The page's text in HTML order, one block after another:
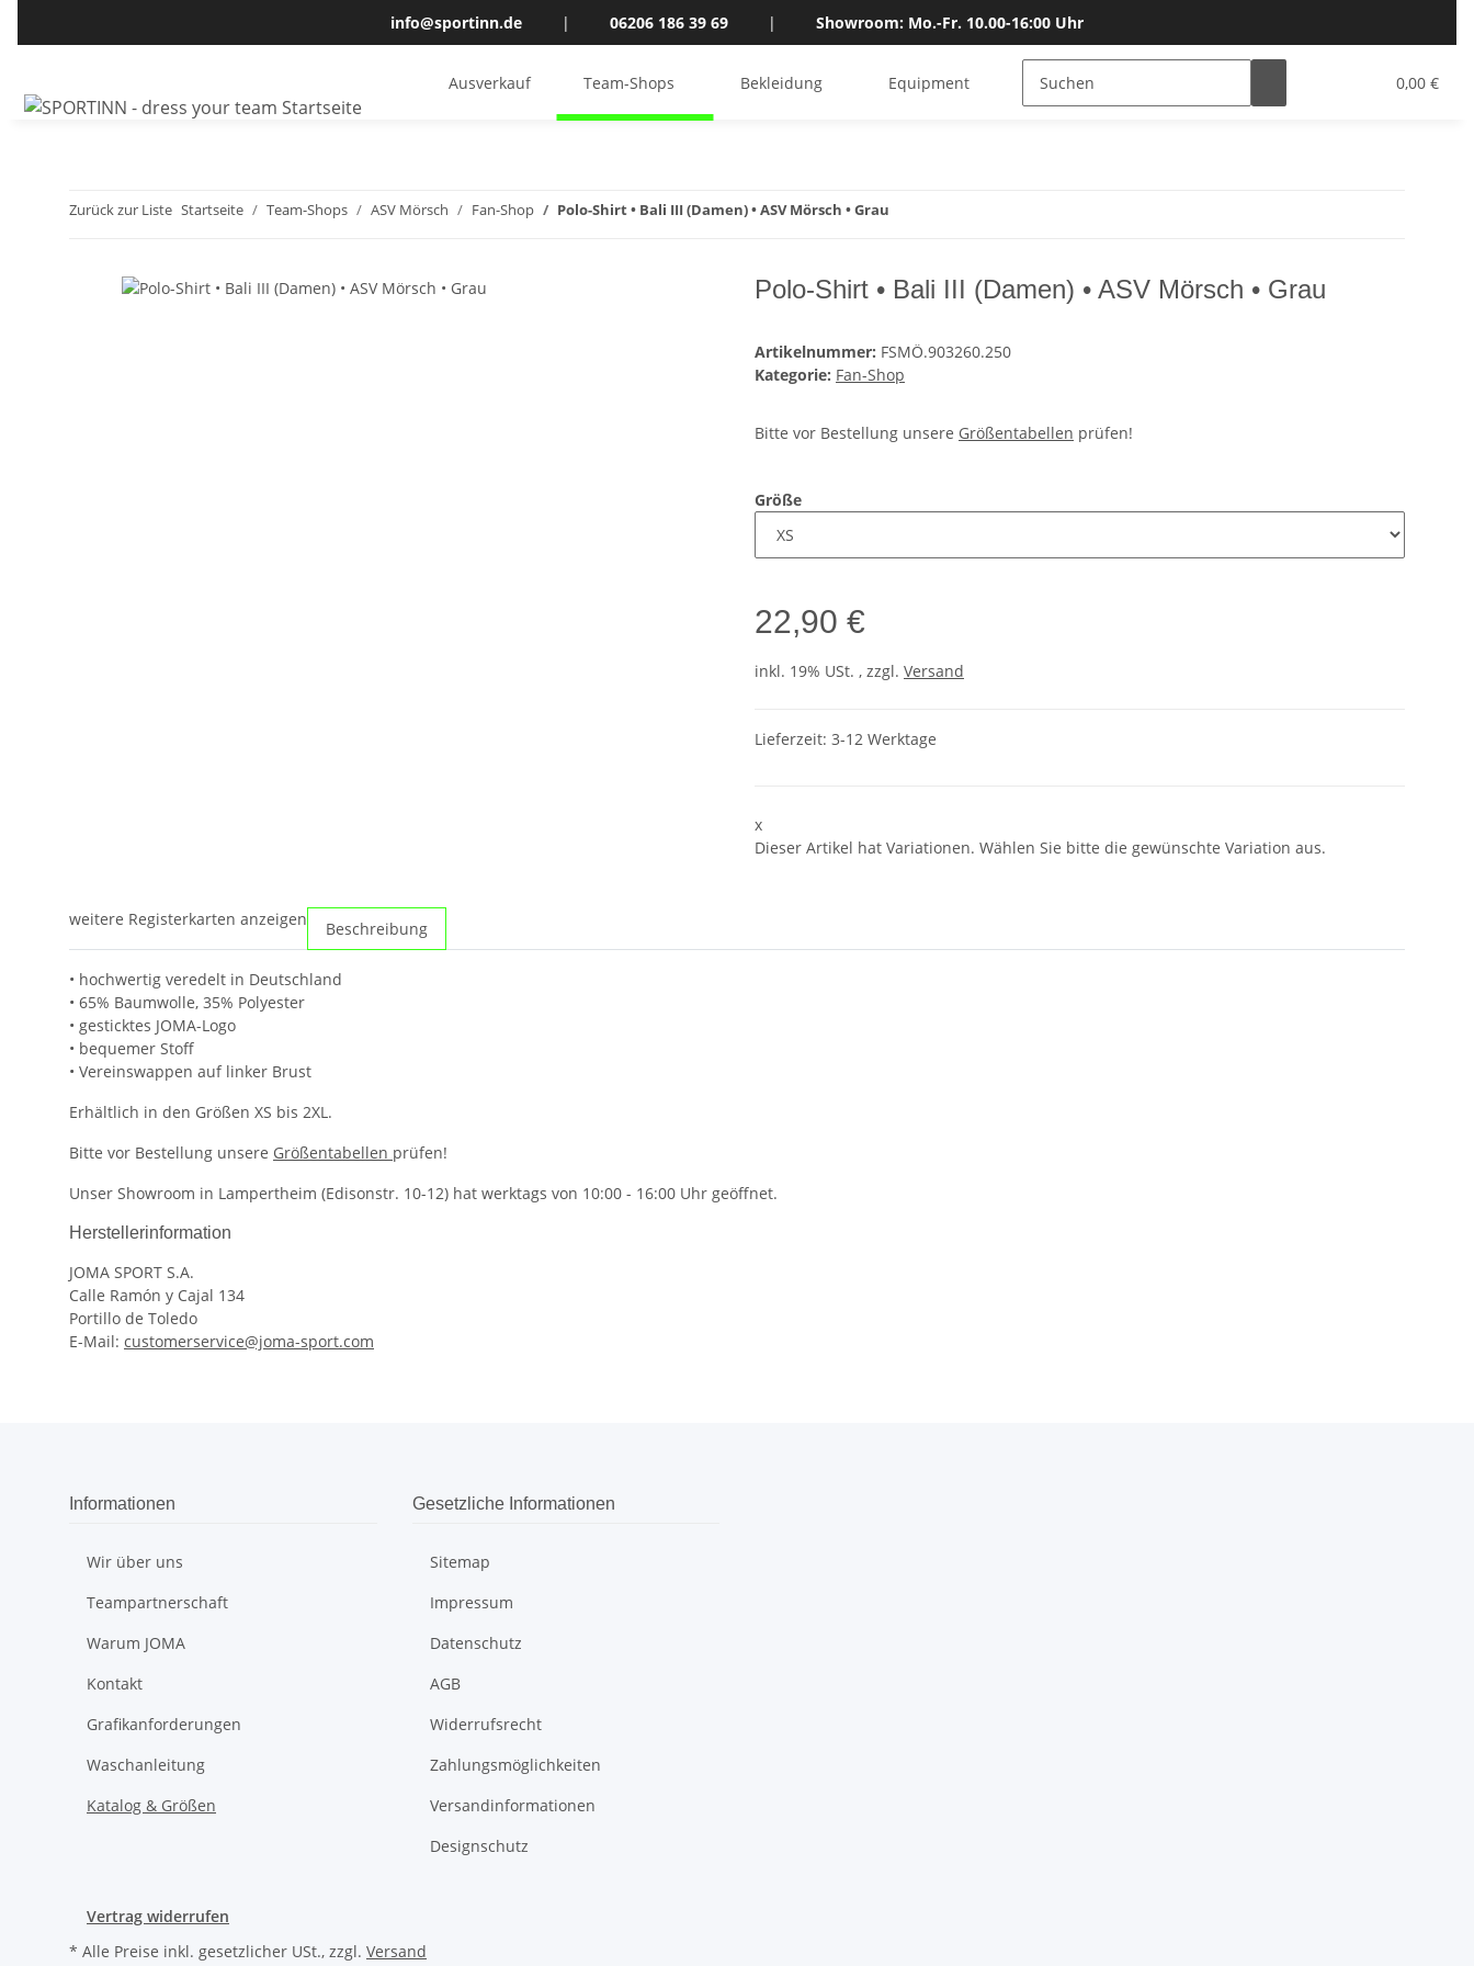
info@sportinn.de | 06206 186 39 69 | Showroom: Mo.-Fr. 10.00-16:00 Uhr
0,00 €
Ausverkauf Team-Shops Bekleidung Equipment Bälle Gutscheine
Zurück zur Liste Startseite Team-Shops ASV Mörsch Fan-Shop Polo-Shirt • Bali III (Damen) • ASV Mörsch • Grau
Polo-Shirt • Bali III (Damen) • ASV Mörsch • Grau
Artikelnummer: FSMÖ.903260.250
Kategorie: Fan-Shop
Bitte vor Bestellung unsere Größentabellen prüfen!
Größe
22,90 €
inkl. 19% USt. , zzgl. Versand
Lieferzeit: 3-12 Werktage
x
Dieser Artikel hat Variationen. Wählen Sie bitte die gewünschte Variation aus.
weitere Registerkarten anzeigen Beschreibung
• hochwertig veredelt in Deutschland
• 65% Baumwolle, 35% Polyester
• gesticktes JOMA-Logo
• bequemer Stoff
• Vereinswappen auf linker Brust
Erhältlich in den Größen XS bis 2XL.
Bitte vor Bestellung unsere Größentabellen prüfen!
Unser Showroom in Lampertheim (Edisonstr. 10-12) hat werktags von 10:00 - 16:00 Uhr geöffnet.
Herstellerinformation
JOMA SPORT S.A.
Calle Ramón y Cajal 134
Portillo de Toledo
E-Mail: customerservice@joma-sport.com
Informationen
Katalog & Größen
Wir über uns
Teampartnerschaft
Warum JOMA
Kontakt
Grafikanforderungen
Waschanleitung
Gesetzliche Informationen
Sitemap
Impressum
Datenschutz
AGB
Widerrufsrecht
Zahlungsmöglichkeiten
Versandinformationen
Designschutz
Vertrag widerrufen
* Alle Preise inkl. gesetzlicher USt., zzgl. Versand